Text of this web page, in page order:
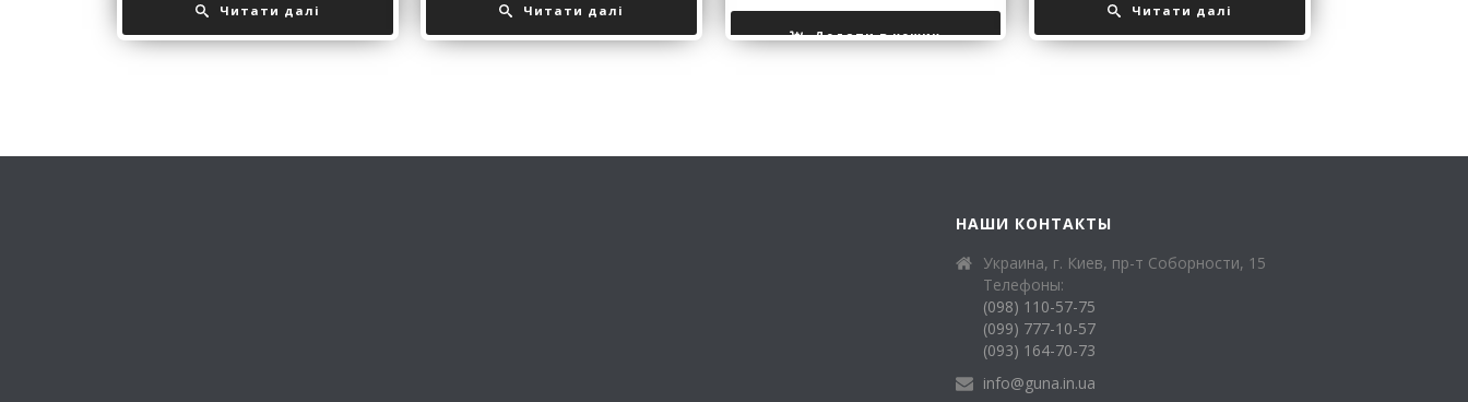
Читати далі Читати далі
Додати в кошик
Читати далі
НАШИ КОНТАКТЫ
Украина, г. Киев, пр-т Соборности, 15
Телефоны:
(098) 110-57-75
(099) 777-10-57
(093) 164-70-73
info@guna.in.ua